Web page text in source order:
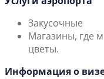
Закусочные
Магазины, где
цветы.
Информация о